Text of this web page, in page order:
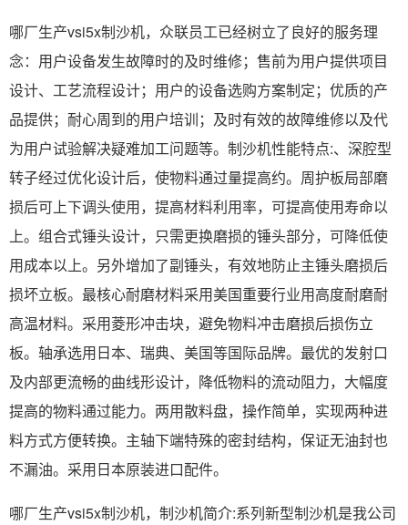
哪厂生产vsi5x制沙机，众联员工已经树立了良好的服务理
念：用户设备发生故障时的及时维修；售前为用户提供项目
设计、工艺流程设计；用户的设备选购方案制定；优质的产
品提供；耐心周到的用户培训；及时有效的故障维修以及代
为用户试验解决疑难加工问题等。制沙机性能特点:、深腔型
转子经过优化设计后，使物料通过量提高约。周护板局部磨
损后可上下调头使用，提高材料利用率，可提高使用寿命以
上。组合式锤头设计，只需更换磨损的锤头部分，可降低使
用成本以上。另外增加了副锤头，有效地防止主锤头磨损后
损坏立板。最核心耐磨材料采用美国重要行业用高度耐磨耐
高温材料。采用菱形冲击块，避免物料冲击磨损后损伤立
板。轴承选用日本、瑞典、美国等国际品牌。最优的发射口
及内部更流畅的曲线形设计，降低物料的流动阻力，大幅度
提高的物料通过能力。两用散料盘，操作简单，实现两种进
料方式方便转换。主轴下端特殊的密封结构，保证无油封也
不漏油。采用日本原装进口配件。
哪厂生产vsi5x制沙机，制沙机简介:系列新型制沙机是我公司